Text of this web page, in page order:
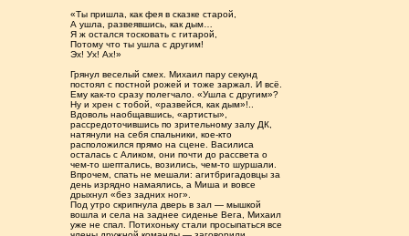
«Ты пришла, как фея в сказке старой,
А ушла, развеявшись, как дым…
Я ж остался тосковать с гитарой,
Потому что ты ушла с другим!
Эх! Ух! Ах!»
Грянул веселый смех. Михаил пару секунд
постоял с постной рожей и тоже заржал. И всё.
Ему как-то сразу полегчало. «Ушла с другим»?
Ну и хрен с тобой, «развейся, как дым»!..
Вдоволь наобщавшись, «артисты»,
рассредоточившись по зрительному залу ДК,
натянули на себя спальники, кое-кто
расположился прямо на сцене. Василиса
осталась с Аликом, они почти до рассвета о
чем-то шептались, возились, чем-то шуршали.
Впрочем, спать не мешали: агитбригадовцы за
день изрядно намаялись, а Миша и вовсе
дрыхнул «без задних ног».
Под утро скрипнула дверь в зал — мышкой
вошла и села на заднее сиденье Вега, Михаил
уже не спал. Потихоньку стали просыпаться все